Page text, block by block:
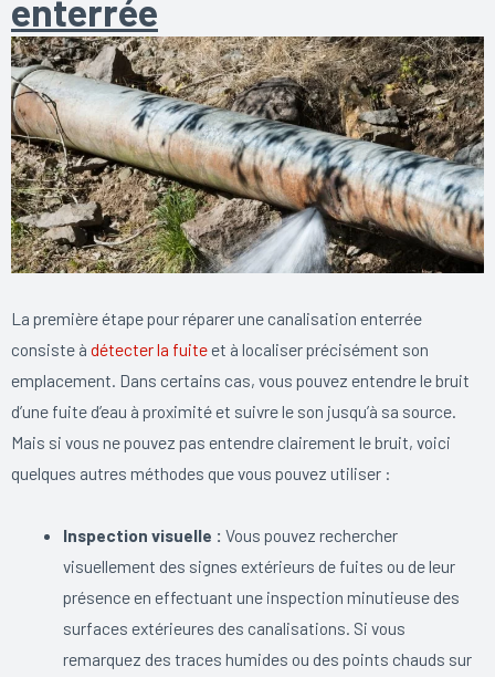
enterrée
La première étape pour réparer une canalisation enterrée
consiste à détecter la fuiteet à localiser précisément son
emplacement. Dans certains cas, vous pouvez entendre le bruit
d’une fuite d’eau à proximité et suivre le son jusqu’à sa source.
Mais si vous ne pouvez pas entendre clairement le bruit, voici
quelques autres méthodes que vous pouvez utiliser :
Inspection visuelle : Vous pouvez rechercher
visuellement des signes extérieurs de fuites ou de leur
présence en effectuant une inspection minutieuse des
surfaces extérieures des canalisations. Si vous
remarquez des traces humides ou des points chauds sur